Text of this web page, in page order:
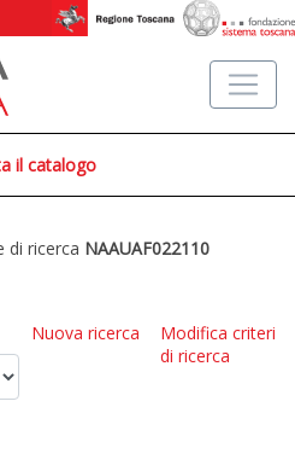
il catalogo
di ricerca NAAUAF022110
Nuova ricerca
Modifica criteri
di ricerca